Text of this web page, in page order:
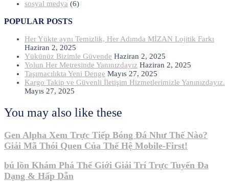
sosyal medya (6)
POPULAR POSTS
Her Yükte aynı Temizlik, Her Adımda MİZAN Lojitik Farkı
Haziran 2, 2025
Yükünüz Bizimle Güvende Haziran 2, 2025
Yolun Her Metresinde Yanınızdayız Haziran 2, 2025
Taşımacılıkta Yeni Denge Mayıs 27, 2025
Kargo Takip ve Güvenli İletişim Hizmetlerimizle Yanınızdayız.
Mayıs 27, 2025
You may also like these
Gen Alpha Xem Trực Tiếp Bóng Đá Như Thế Nào?
Giải Mã Thói Quen Của Thế Hệ Mobile-First!
bú lồn Khám Phá Thế Giới Giải Trí Trực Tuyến Đa
Dạng & Hấp Dẫn